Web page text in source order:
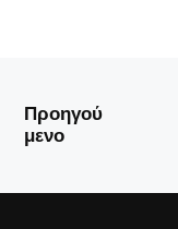
Προηγού
μενο